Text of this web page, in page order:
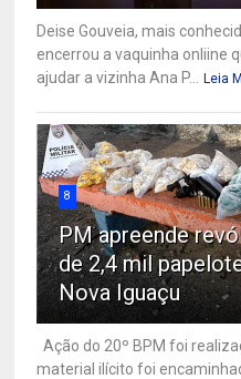
Deise Gouveia, mais
encerrou a vaquinha onliine
ajudar a vizinha Ana P...
Leia
8
PM apreende
de 2,4 mil
Nova Iguaçu
Ação do 20º BPM foi
material ilícito foi